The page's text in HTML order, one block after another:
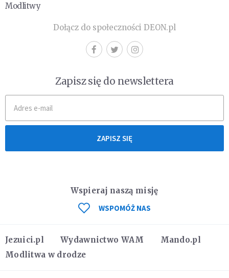
Modlitwy
Dołącz do społeczności DEON.pl
Zapisz się do newslettera
ZAPISZ SIĘ
Jezuici.pl Wydawnictwo WAM
Mando.pl
Modlitwa w drodze
Wspieraj naszą misję
WSPOMÓŻ NAS